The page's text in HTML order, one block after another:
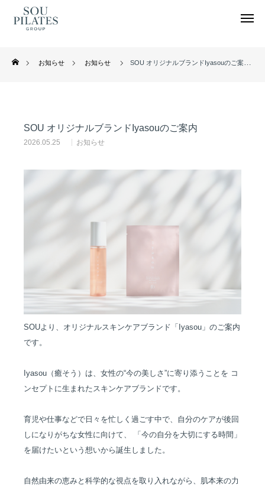
お知らせ お知らせ SOU オリジナルブランドIyasouのご案内
SOU オリジナルブランドIyasouのご案内
2026.05.25 お知らせ
SOUより、オリジナルスキンケアブランド「Iyasou」のご案内
です。
Iyasou（癒そう）は、女性の“今の美しさ”に寄り添うことを コ
ンセプトに生まれたスキンケアブランドです。
育児や仕事などで日々を忙しく過ごす中で、自分のケアが後回
しになりがちな女性に向けて、
「今の自分を大切にする時間」
を届けたいという想いから誕生しました。
自然由来の恵みと科学的な視点を取り入れながら、肌本来の力
インストラクター養成コース
お問合せ・取材